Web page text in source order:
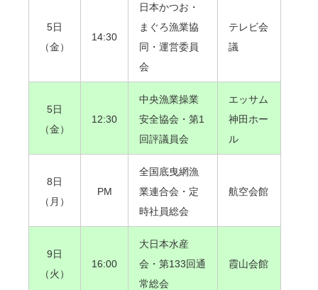
5日
（金）
14:30
日本かつお・
まぐろ漁業協
同・運営委員
会
テレビ会
議
5日
（金）
12:30
中央漁業操業
安全協会・第1
回評議員会
エッサム
神田ホー
ル
8日
（月）
PM
全国底曳網漁
業連合会・定
時社員総会
航空会館
9日
（火）
16:00
大日本水産
会・第133回通
常総会
霞山会館